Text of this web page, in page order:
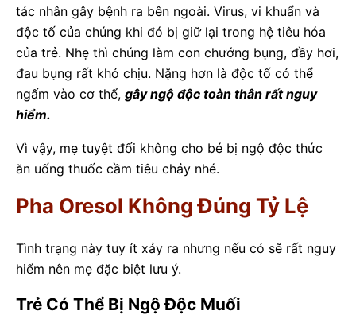
tác nhân gây bệnh ra bên ngoài. Virus, vi khuẩn và
độc tố của chúng khi đó bị giữ lại trong hệ tiêu hóa
của trẻ. Nhẹ thì chúng làm con chướng bụng, đầy hơi,
đau bụng rất khó chịu. Nặng hơn là độc tố có thể
ngấm vào cơ thể, gây ngộ độc toàn thân rất nguy
hiểm.
Vì vậy, mẹ tuyệt đối không cho bé bị ngộ độc thức
ăn uống thuốc cầm tiêu chảy nhé.
Pha Oresol Không Đúng Tỷ Lệ
Tình trạng này tuy ít xảy ra nhưng nếu có sẽ rất nguy
hiểm nên mẹ đặc biệt lưu ý.
Trẻ Có Thể Bị Ngộ Độc Muối